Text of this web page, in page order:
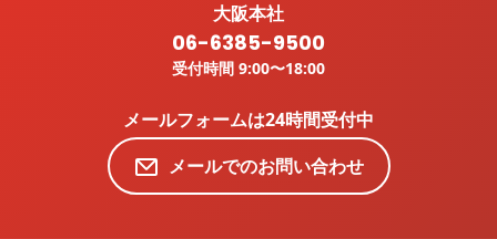
大阪本社
06-6385-9500
受付時間 9:00〜18:00
メールフォームは24時間受付中
メールでのお問い合わせ